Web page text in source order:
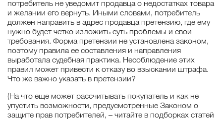
потребитель не уведомит продавца о недостатках товара
и желании его вернуть. Иными словами, потребитель
должен направить в адрес продавца претензию, где ему
нужно будет четко изложить суть проблемы и свои
требования. Форма претензии не установлена законом,
поэтому правила ее составления и направления
выработала судебная практика. Несоблюдение этих
правил может привести к отказу во взыскании штрафа.
Что же важно указать в претензии?
(На что еще может рассчитывать покупатель и как не
упустить возможности, предусмотренные Законом о
защите прав потребителей, – читайте в подборках статей